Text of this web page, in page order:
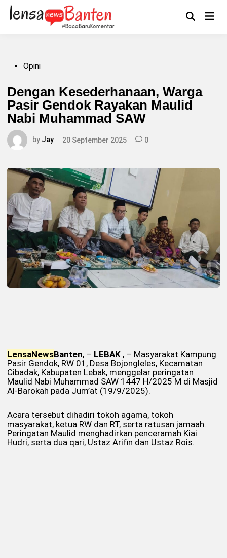
Skip
content
OpenMain
Posted
Opini
Dengan Kesederhanaan, Warga
Pasir Gendok Rayakan Maulid
Nabi Muhammad SAW
by Jay 20 September 2025 0
LensaNewsBanten, – LEBAK , – Masyarakat Kampung
Pasir Gendok, RW 01, Desa Bojongleles, Kecamatan
Cibadak, Kabupaten Lebak, menggelar peringatan
Maulid Nabi Muhammad SAW 1447 H/2025 M di Masjid
Al-Barokah pada Jum’at (19/9/2025).
Acara tersebut dihadiri tokoh agama, tokoh
masyarakat, ketua RW dan RT, serta ratusan jamaah.
Peringatan Maulid menghadirkan penceramah Kiai
Hudri, serta dua qari, Ustaz Arifin dan Ustaz Rois.